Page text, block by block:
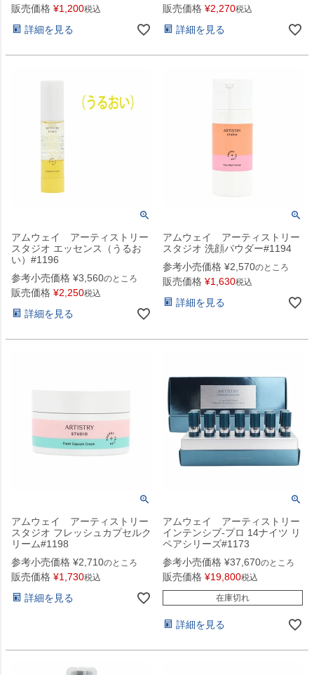
販売価格 ¥1,200税込
詳細を見る
販売価格 ¥2,270税込
詳細を見る
アムウェイ アーティストリー
スタジオ エッセンス（うるお
い）#1196
参考小売価格 ¥3,560のところ
販売価格 ¥2,250税込
詳細を見る
アムウェイ アーティストリー
スタジオ 洗顔パウダー#1194
参考小売価格 ¥2,570のところ
販売価格 ¥1,630税込
詳細を見る
アムウェイ アーティストリー
スタジオ フレッシュカプセルク
リーム#1198
参考小売価格 ¥2,710のところ
販売価格 ¥1,730税込
詳細を見る
アムウェイ アーティストリー
インテンシブ‐プロ 14ナイツ リ
ペアシリーズ#1173
参考小売価格 ¥37,670のところ
販売価格 ¥19,800税込
在庫切れ
詳細を見る